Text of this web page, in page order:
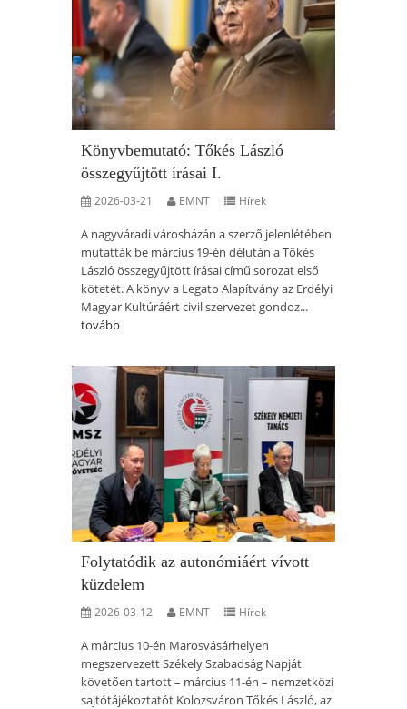
Könyvbemutató: Tőkés László
összegyűjtött írásai I.
2026-03-21 EMNT Hírek
A nagyváradi városházán a szerző jelenlétében
mutatták be március 19-én délután a Tőkés
László összegyűjtött írásai című sorozat első
kötetét. A könyv a Legato Alapítvány az Erdélyi
Magyar Kultúráért civil szervezet gondoz...
tovább
Folytatódik az autonómiáért vívott
küzdelem
2026-03-12 EMNT Hírek
A március 10-én Marosvásárhelyen
megszervezett Székely Szabadság Napját
követően tartott – március 11-én – nemzetközi
sajtótájékoztatót Kolozsváron Tőkés László, az